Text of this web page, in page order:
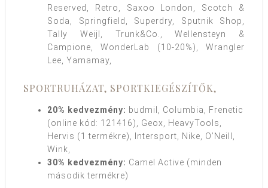
Reserved, Retro, Saxoo London, Scotch &
Soda, Springfield, Superdry, Sputnik Shop,
Tally Weijl, Trunk&Co., Wellensteyn &
Campione, WonderLab (10-20%), Wrangler
Lee, Yamamay,
SPORTRUHÁZAT, SPORTKIEGÉSZÍTŐK,
20% kedvezmény: budmil, Columbia, Frenetic
(online kód: 121416), Geox, HeavyTools,
Hervis (1 termékre), Intersport, Nike, O’Neill,
Wink,
30% kedvezmény: Camel Active (minden
második termékre)